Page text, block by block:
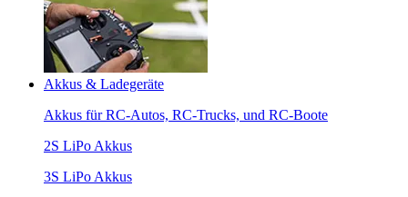
Akkus & Ladegeräte
Akkus für RC-Autos, RC-Trucks, und RC-Boote
2S LiPo Akkus
3S LiPo Akkus